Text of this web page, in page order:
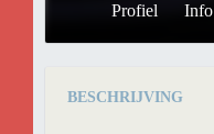
Profiel Info
BESCHRIJVING